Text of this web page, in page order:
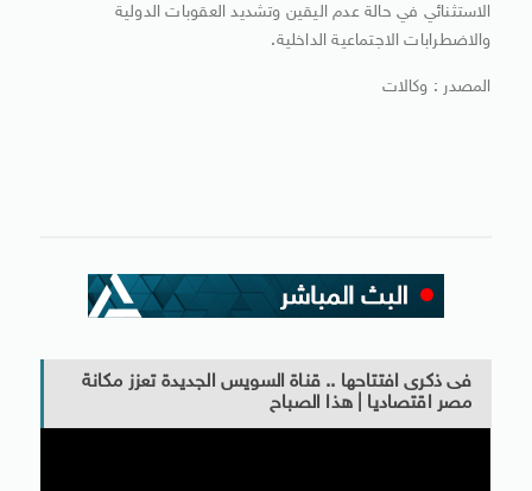
الاستثنائي في حالة عدم اليقين وتشديد العقوبات الدولية
والاضطرابات الاجتماعية الداخلية.
المصدر : وكالات
فى ذكرى افتتاحها .. قناة السويس الجديدة تعزز مكانة
مصر اقتصاديا | هذا الصباح